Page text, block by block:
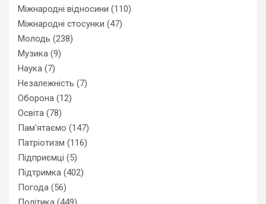
Міжнародні відносини (110)
Міжнародні стосунки (47)
Молодь (238)
Музика (9)
Наука (7)
Незалежність (7)
Оборона (12)
Освіта (78)
Пам'ятаємо (147)
Патріотизм (116)
Підприємці (5)
Підтримка (402)
Погода (56)